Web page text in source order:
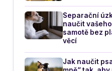
Separační
naučit
samotě bez
věcí
Jak naučit